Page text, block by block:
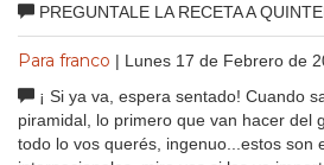
PREGUNTALE LA RECETA A
Para franco | Lunes 17 de Febrero de
¡ Si ya va, espera sentado! Cuando
piramidal, lo primero que van hacer del
todo lo vos querés, ingenuo...estos son